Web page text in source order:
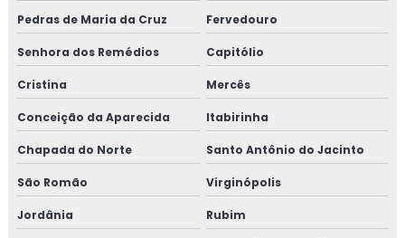
Pedras de Maria da Cruz Fervedouro
Senhora dos Remédios Capitólio
Cristina Mercês
Conceição da Aparecida Itabirinha
Chapada do Norte Santo Antônio do Jacinto
São Romão Virginópolis
Jordânia Rubim